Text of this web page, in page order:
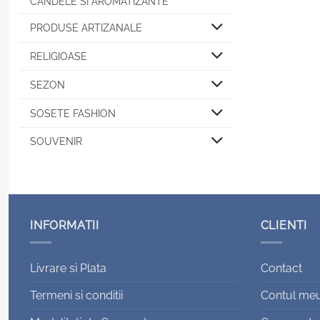
PRODUSE ARTIZANALE
RELIGIOASE
SEZON
SOSETE FASHION
SOUVENIR
INFORMATII
Livrare si Plata
Termeni si conditii
CLIENTI
Contact
Contul